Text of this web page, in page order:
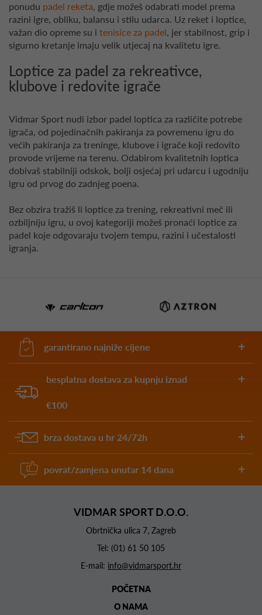
ponudu padel reketa, gdje možeš odabrati model prema
razini igre, obliku, balansu i stilu udarca. Uz reket i loptice,
važan dio opreme su i tenisice za padel, jer stabilnost, grip i
sigurno kretanje imaju velik utjecaj na kvalitetu igre.
Loptice za padel za rekreativce,
klubove i redovite igrače
Vidmar Sport nudi izbor padel loptica za različite potrebe
igrača, od pojedinačnih pakiranja za povremenu igru do
većih pakiranja za treninge, klubove i igrače koji redovito
provode vrijeme na terenu. Odabirom kvalitetnih loptica
dobivaš stabilniji odskok, bolji osjećaj pri udarcu i ugodniju
igru od prvog do zadnjeg poena.
Bez obzira tražiš li loptice za trening, rekreativni meč ili
ozbiljniju igru, u ovoj kategoriji možeš pronaći loptice za
padel koje odgovaraju tvojem tempu, razini i učestalosti
igranja.
garantirano najniže cijene
besplatna dostava za kupnju iznad
€100
brza dostava u hr 24/72h
povrat/zamjena unutar 14 dana
VIDMAR SPORT D.O.O.
Obrtnička ulica 7, Zagreb
Tel: (01) 61 50 105
E-mail: info@vidmarsport.hr
POČETNA
O NAMA